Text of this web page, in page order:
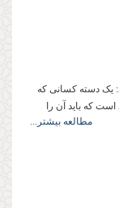
یک دسته کسانی که
که باید آن را
مطالعه بیشتر...